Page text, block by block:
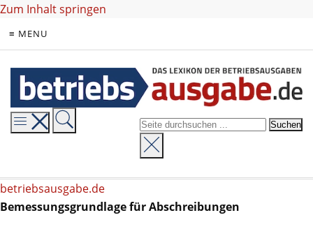
Zum Inhalt springen
≡ MENU
betriebsausgabe.de
Bemessungsgrundlage für Abschreibungen